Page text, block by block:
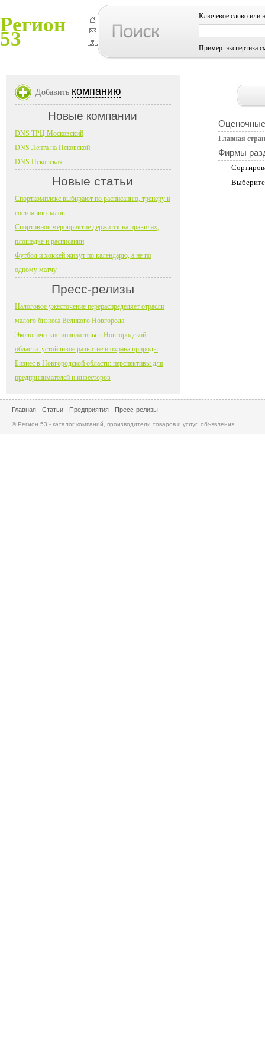
Регион
53
Ключевое слово или
Пример: экспертиза
Главная
Фирмы
Добавить компанию
Новые компании
DNS ТРЦ Московский
DNS Лента на Псковской
DNS Псковская
Новые статьи
Спорткомплекс выбирают по расписанию, тренеру и
состоянию залов
Спортивное мероприятие держится на правилах,
площадке и расписании
Футбол и хоккей живут по календарю, а не по
одному матчу
Пресс-релизы
Налоговое ужесточение перераспределяет отрасли
малого бизнеса Великого Новгорода
Экологические инициативы в Новгородской
области: устойчивое развитие и охрана природы
Бизнес в Новгородской области: перспективы для
предпринимателей и инвесторов
Главная Статьи Предприятия Пресс-релизы
© Регион 53 - каталог компаний, производители товаров и услуг, объявления